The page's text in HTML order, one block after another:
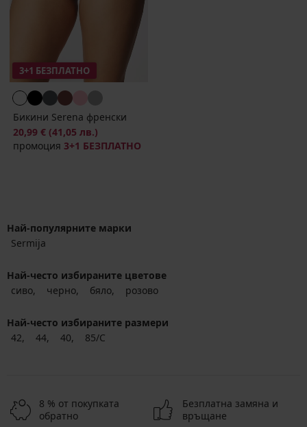
3+1 БЕЗПЛАТНО
Бикини Serena френски
20,99 € (41,05 лв.)
промоция 3+1 БЕЗПЛАТНО
Най-популярните марки
Sermija
Най-често избираните цветове
сиво
черно бяло розово
Най-често избираните размери
42
44 40 85/C
8 % от покупката
обратно
Безплатна замяна и
връщане